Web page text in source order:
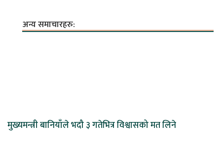
अन्य समाचारहरु:
मुख्यमन्त्री बानियाँले भदौ ३ गतेभित्र विश्वासको मत लिने